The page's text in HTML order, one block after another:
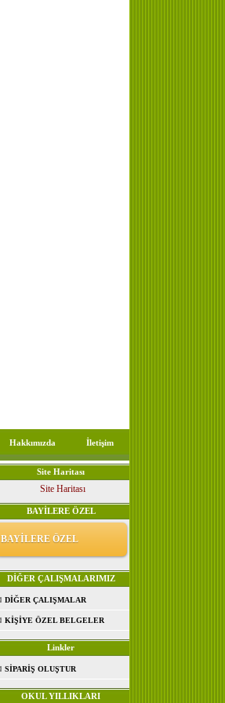
Hakkımızda İletişim
Site Haritası
Site Haritası
BAYİLERE ÖZEL
BAYİLERE ÖZEL
DİĞER ÇALIŞMALARIMIZ
DİĞER ÇALIŞMALAR
KİŞİYE ÖZEL BELGELER
Linkler
SİPARİŞ OLUŞTUR
OKUL YILLIKLARI